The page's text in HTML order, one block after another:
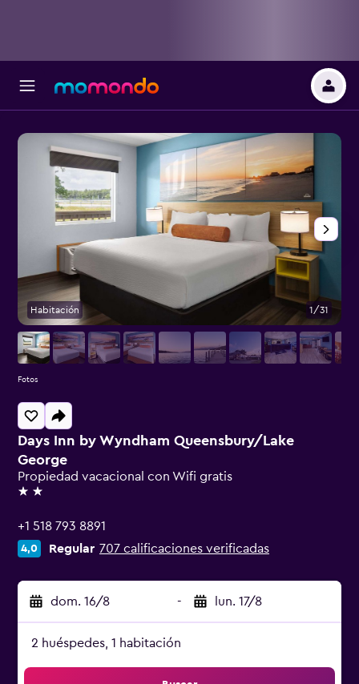
Days Inn by Wyndham Queensbury/Lake
George
Propiedad vacacional con Wifi gratis
2 estrellas
+1 518 793 8891
4,0 Regular 707 calificaciones verificadas
dom. 16/8 - lun. 17/8
2 huéspedes, 1 habitación
Habitación 1/31
Fotos